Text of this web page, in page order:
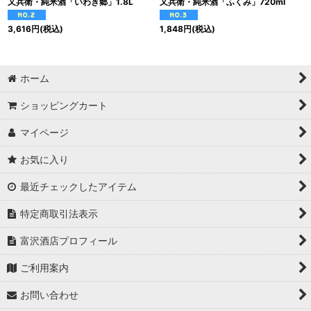
3,616円(税込) 1,848円(税込)
ホーム
ショッピングカート
マイページ
お気に入り
最近チェックしたアイテム
特定商取引法表示
富沢酒店プロフィール
ご利用案内
お問い合わせ